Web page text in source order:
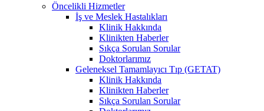
Öncelikli Hizmetler
İş ve Meslek Hastalıkları
Klinik Hakkında
Klinikten Haberler
Sıkça Sorulan Sorular
Doktorlarımız
Geleneksel Tamamlayıcı Tıp (GETAT)
Klinik Hakkında
Klinikten Haberler
Sıkça Sorulan Sorular